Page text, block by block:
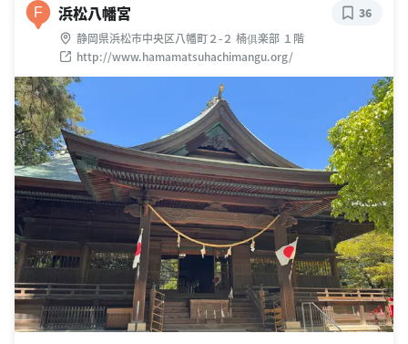
F 浜松八幡宮
静岡県浜松市中央区八幡町２-２ 楠俱楽部 １階
http://www.hamamatsuhachimangu.org/
36